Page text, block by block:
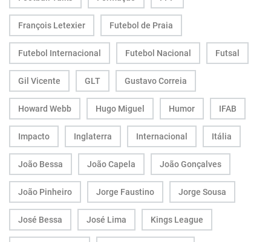
François Letexier Futebol de Praia
Futebol Internacional Futebol Nacional Futsal
Gil Vicente GLT Gustavo Correia
Howard Webb Hugo Miguel Humor IFAB
Impacto Inglaterra Internacional Itália
João Bessa João Capela João Gonçalves
João Pinheiro Jorge Faustino Jorge Sousa
José Bessa José Lima Kings League